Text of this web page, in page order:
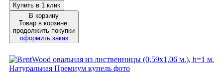
Купить в 1 клик
В корзину
Товар в корзине.
продолжить покупки
оформить заказ